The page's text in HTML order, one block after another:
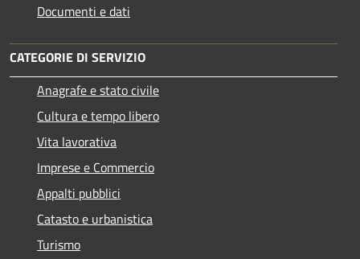
Documenti e dati
CATEGORIE DI SERVIZIO
Anagrafe e stato civile
Cultura e tempo libero
Vita lavorativa
Imprese e Commercio
Appalti pubblici
Catasto e urbanistica
Turismo